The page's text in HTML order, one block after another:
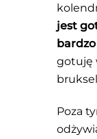
jest
gotuję
Poza